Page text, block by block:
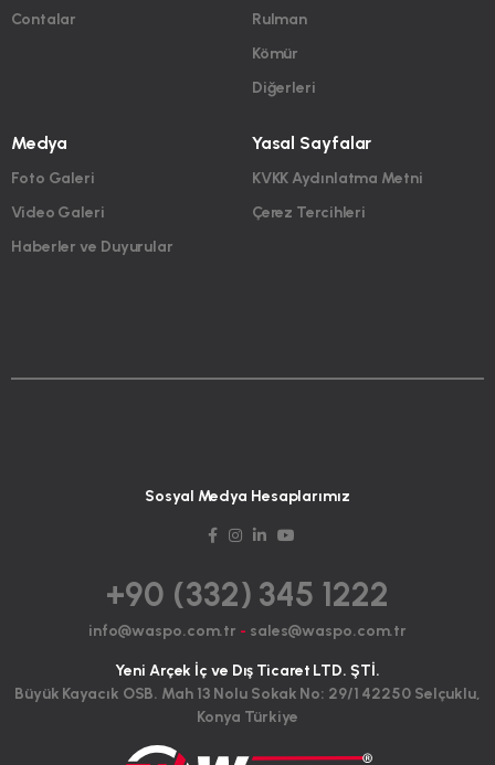
Contalar
Rulman
Kömür
Diğerleri
Medya
Foto Galeri
Video Galeri
Haberler ve Duyurular
Yasal Sayfalar
KVKK Aydınlatma Metni
Çerez Tercihleri
Sosyal Medya Hesaplarımız
+90 (332) 345 1222
info@waspo.com.tr - sales@waspo.com.tr
Yeni Arçek İç ve Dış Ticaret LTD. ŞTİ.
Büyük Kayacık OSB. Mah 13 Nolu Sokak No: 29/1 42250 Selçuklu,
Konya Türkiye